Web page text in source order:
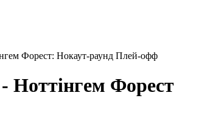
Форест: Нокаут-раунд Плей-офф
Ноттінгем Форест